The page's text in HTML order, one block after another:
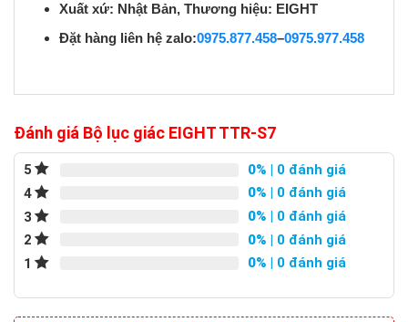
Xuất xứ: Nhật Bản, Thương hiệu: EIGHT
Đặt hàng liên hệ zalo:0975.877.458–0975.977.458
Đánh giá Bộ lục giác EIGHT TTR-S7
5 0% | 0 đánh giá
4
0% | 0 đánh giá
3
0% | 0 đánh giá
2
0% | 0 đánh giá
1
0% | 0 đánh giá